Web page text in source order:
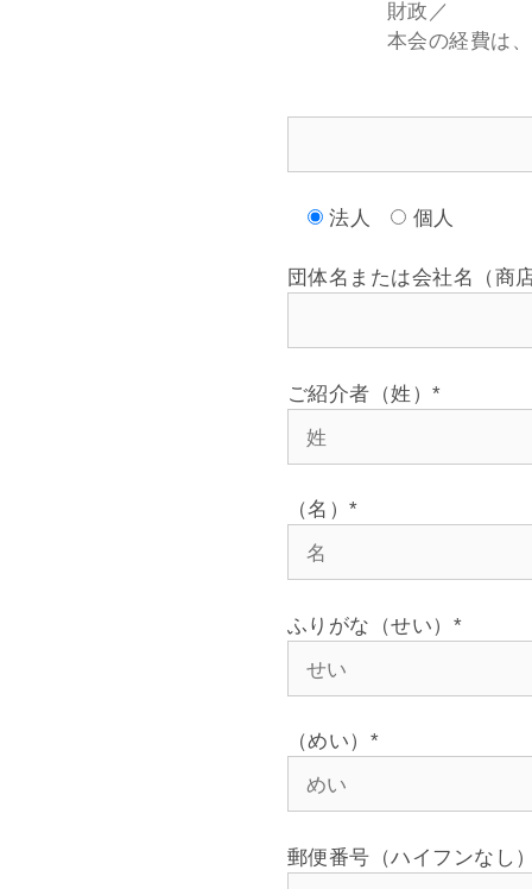
財政／
本会の経費は
法人 個人
団体名または会社名（商
ご紹介者（姓）*
（名）*
ふりがな（せい） *
（めい） *
郵便番号（ハイフンなし